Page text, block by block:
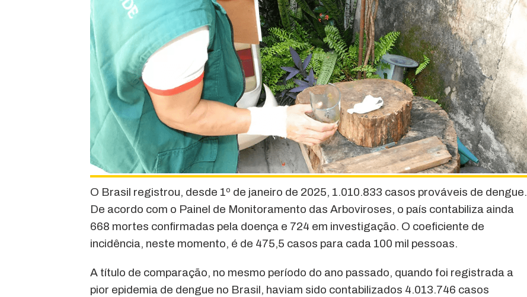
O Brasil registrou, desde 1º de janeiro de 2025, 1.010.833 casos prováveis de dengue.
De acordo com o Painel de Monitoramento das Arboviroses, o país contabiliza ainda
668 mortes confirmadas pela doença e 724 em investigação. O coeficiente de
incidência, neste momento, é de 475,5 casos para cada 100 mil pessoas.
A título de comparação, no mesmo período do ano passado, quando foi registrada a
pior epidemia de dengue no Brasil, haviam sido contabilizados 4.013.746 casos